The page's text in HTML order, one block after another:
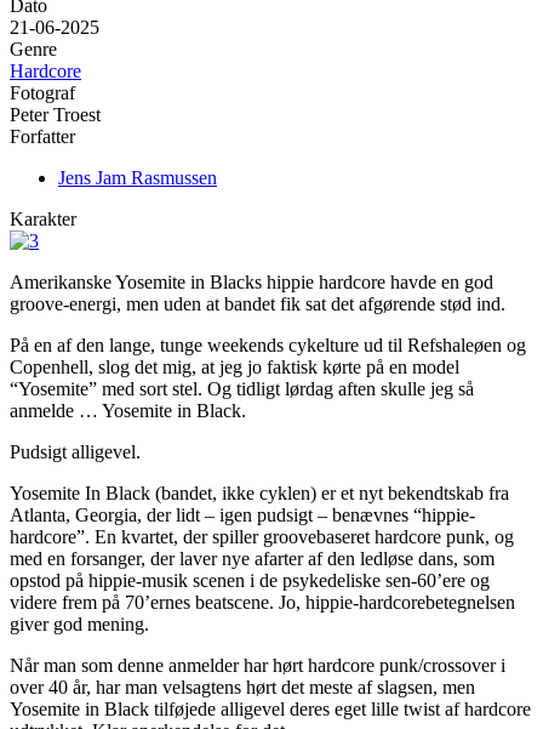
Dato
21-06-2025
Genre
Hardcore
Fotograf
Peter Troest
Forfatter
Jens Jam Rasmussen
Karakter
Amerikanske Yosemite in Blacks hippie hardcore havde en god
groove-energi, men uden at bandet fik sat det afgørende stød ind.
På en af den lange, tunge weekends cykelture ud til Refshaleøen og
Copenhell, slog det mig, at jeg jo faktisk kørte på en model
“Yosemite” med sort stel. Og tidligt lørdag aften skulle jeg så
anmelde … Yosemite in Black.
Pudsigt alligevel.
Yosemite In Black (bandet, ikke cyklen) er et nyt bekendtskab fra
Atlanta, Georgia, der lidt – igen pudsigt – benævnes “hippie-
hardcore”. En kvartet, der spiller groovebaseret hardcore punk, og
med en forsanger, der laver nye afarter af den ledløse dans, som
opstod på hippie-musik scenen i de psykedeliske sen-60’ere og
videre frem på 70’ernes beatscene. Jo, hippie-hardcorebetegnelsen
giver god mening.
Når man som denne anmelder har hørt hardcore punk/crossover i
over 40 år, har man velsagtens hørt det meste af slagsen, men
Yosemite in Black tilføjede alligevel deres eget lille twist af hardcore